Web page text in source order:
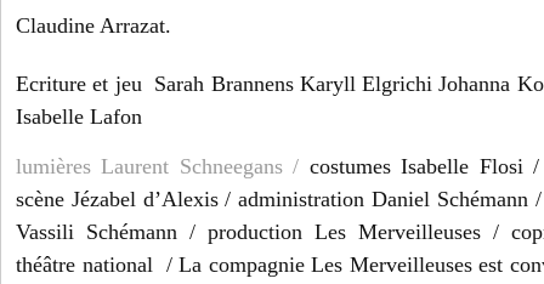
Claudine Arrazat.
Ecriture et jeu Sarah Brannens Karyll Elgrichi Johanna
Isabelle Lafon
lumières Laurent Schneegans / costumes Isabelle Flosi
scène Jézabel d’Alexis / administration Daniel Schémann
Vassili Schémann / production Les Merveilleuses /
théâtre national / La compagnie Les Merveilleuses est